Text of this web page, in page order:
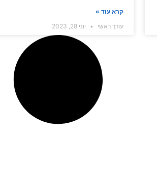
קרא עוד »
עורך ראשי
יוני 28, 2023